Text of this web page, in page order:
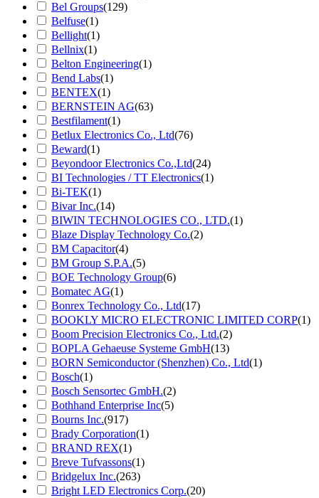
Bel Groups(129)
Belfuse(1)
Bellight(1)
Bellnix(1)
Belton Engineering(1)
Bend Labs(1)
BENTEX(1)
BERNSTEIN AG(63)
Bestfilament(1)
Betlux Electronics Co., Ltd(76)
Beward(1)
Beyondoor Electronics Co.,Ltd(24)
BI Technologies / TT Electronics(1)
Bi-TEK(1)
Bivar Inc.(14)
BIWIN TECHNOLOGIES CO., LTD.(1)
Blaze Display Technology Co.(2)
BM Capacitor(4)
BM Group S.P.A.(5)
BOE Technology Group(6)
Bomatec AG(1)
Bonrex Technology Co., Ltd(17)
BOOKLY MICRO ELECTRONIC LIMITED CORP(1)
Boom Precision Electronics Co., Ltd.(2)
BOPLA Gehaeuse Systeme GmbH(13)
BORN Semiconductor (Shenzhen) Co., Ltd(1)
Bosch(1)
Bosch Sensortec GmbH.(2)
Bothhand Enterprise Inc(5)
Bourns Inc.(917)
Brady Corporation(1)
BRAND REX(1)
Breve Tufvassons(1)
Bridgelux Inc.(263)
Bright LED Electronics Corp.(20)